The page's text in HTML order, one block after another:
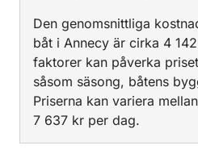
Den genomsnittliga
båt i Annecy är cirka 4
faktorer kan påverka
såsom säsong, båtens
Priserna kan variera
7 637 kr per dag.